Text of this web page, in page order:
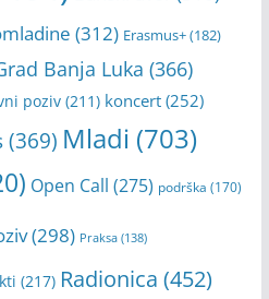
(312) Erasmus+(182)
Banja Luka (366)
poziv(211) koncert(252)
(369) Mladi (703)
Open Call (275) podrška (170)
(298) Praksa(138)
(217) Radionica (452)